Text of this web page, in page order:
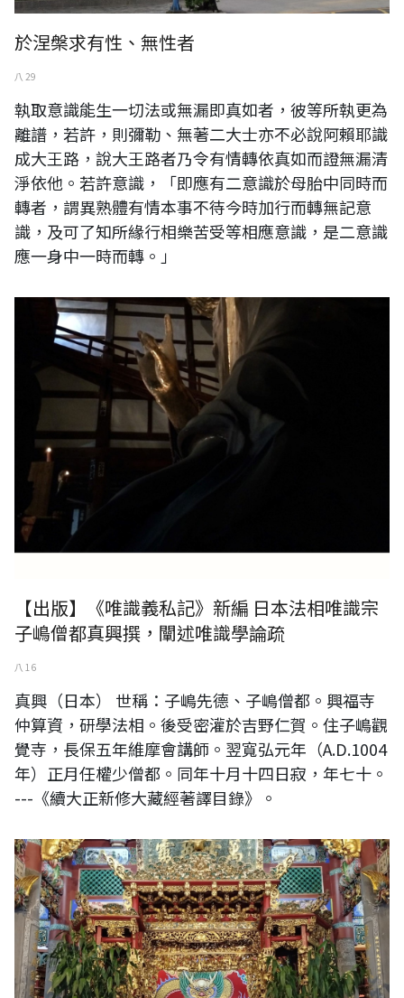
於涅槃求有性、無性者
八 29
執取意識能生一切法或無漏即真如者，彼等所執更為
離譜，若許，則彌勒、無著二大士亦不必說阿賴耶識
成大王路，說大王路者乃令有情轉依真如而證無漏清
淨依他。若許意識，「即應有二意識於母胎中同時而
轉者，謂異熟體有情本事不待今時加行而轉無記意
識，及可了知所緣行相樂苦受等相應意識，是二意識
應一身中一時而轉。」
【出版】《唯識義私記》新編 日本法相唯識宗
子嶋僧都真興撰，闡述唯識學論疏
八 16
真興（日本） 世稱：子嶋先德、子嶋僧都。興福寺
仲算資，研學法相。後受密灌於吉野仁賀。住子嶋觀
覺寺，長保五年維摩會講師。翌寬弘元年（A.D.1004
年）正月任權少僧都。同年十月十四日寂，年七十。
---《續大正新修大藏經著譯目錄》。